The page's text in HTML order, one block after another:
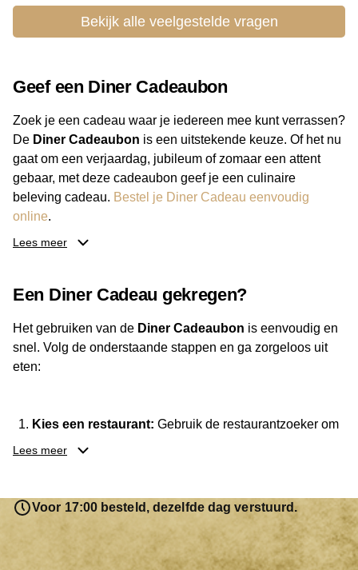
Bekijk alle veelgestelde vragen
Geef een Diner Cadeaubon
Zoek je een cadeau waar je iedereen mee kunt verrassen?
De Diner Cadeaubon is een uitstekende keuze. Of het nu
gaat om een verjaardag, jubileum of zomaar een attent
gebaar, met deze cadeaubon geef je een culinaire
beleving cadeau. Bestel je Diner Cadeau eenvoudig
online.
het bedrag, zodat de cadeaubon altijd past bij je budget.
goed ontvangen wordt.
Lees meer
Een Diner Cadeau gekregen?
Het gebruiken van de Diner Cadeaubon is eenvoudig en
snel. Volg de onderstaande stappen en ga zorgeloos uit
eten:
Kies een restaurant: Gebruik de restaurantzoeker om
Reserveer je tafel:Neem indien nodig vooraf contact
op met het restaurant om te reserveren.
Geniet van je diner:
Neem je Diner Cadeaubon mee
en lever deze in bij het afrekenen.
Lees meer
Voor 17:00 besteld, dezelfde dag verstuurd.